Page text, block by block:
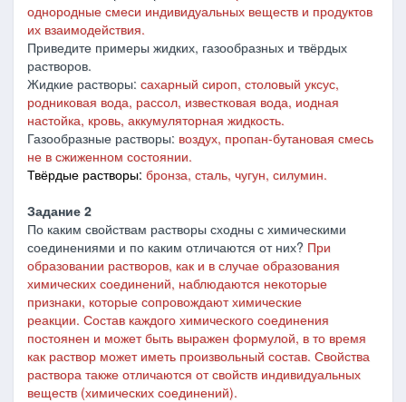
однородные смеси индивидуальных веществ и продуктов
их взаимодействия.
Приведите примеры жидких, газообразных и твёрдых
растворов.
Жидкие растворы: сахарный сироп, столовый уксус,
родниковая вода, рассол, известковая вода, иодная
настойка, кровь, аккумуляторная жидкость.
Газообразные растворы: воздух, пропан-бутановая смесь
не в сжиженном состоянии.
Твёрдые растворы: бронза, сталь, чугун, силумин.
Задание 2
По каким свойствам растворы сходны с химическими
соединениями и по каким отличаются от них? При
образовании растворов, как и в случае образования
химических соединений, наблюдаются некоторые
признаки, которые сопровождают химические
реакции. Состав каждого химического соединения
постоянен и может быть выражен формулой, в то время
как раствор может иметь произвольный состав. Свойства
раствора также отличаются от свойств индивидуальных
веществ (химических соединений).